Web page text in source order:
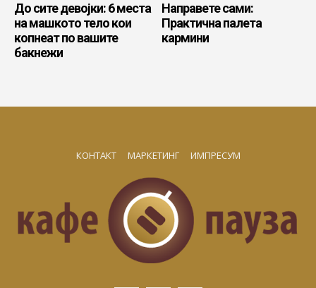
До сите девојки: 6 места
на машкото тело кои
копнеат по вашите
бакнежи
Направете сами:
Практична палета
кармини
КОНТАКТ МАРКЕТИНГ ИМПРЕСУМ